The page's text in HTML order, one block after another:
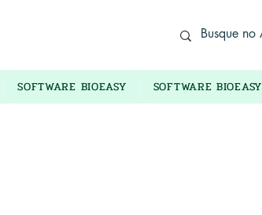
SOFTWARE BIOEASY SOFTWARE BIOEASY